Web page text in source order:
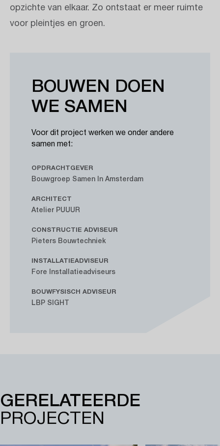
opzichte van elkaar. Zo ontstaat er meer ruimte
voor pleintjes en groen.
BOUWEN DOEN
WE SAMEN
Voor dit project werken we onder andere
samen met:
OPDRACHTGEVER
Bouwgroep Samen In Amsterdam
ARCHITECT
Atelier PUUUR
CONSTRUCTIE ADVISEUR
Pieters Bouwtechniek
INSTALLATIEADVISEUR
Fore Installatieadviseurs
BOUWFYSISCH ADVISEUR
LBP SIGHT
GERELATEERDE
PROJECTEN